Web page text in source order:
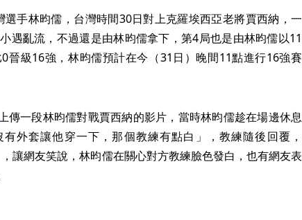
選手林昀儒，台灣時間30日對上克羅埃西亞老將賈西納，一
遇亂流，不過還是由林昀儒拿下，第4局也是由林昀儒以11
晉級16強，林昀儒預計在今（31日）晚間11點進行16強賽
傳一段林昀儒對戰賈西納的影片，當時林昀儒趁在場邊休息
外套讓他穿一下，那個教練有點白」，教練隨後回覆，
，讓網友笑說，林昀儒在關心對方教練臉色發白，也有網友表